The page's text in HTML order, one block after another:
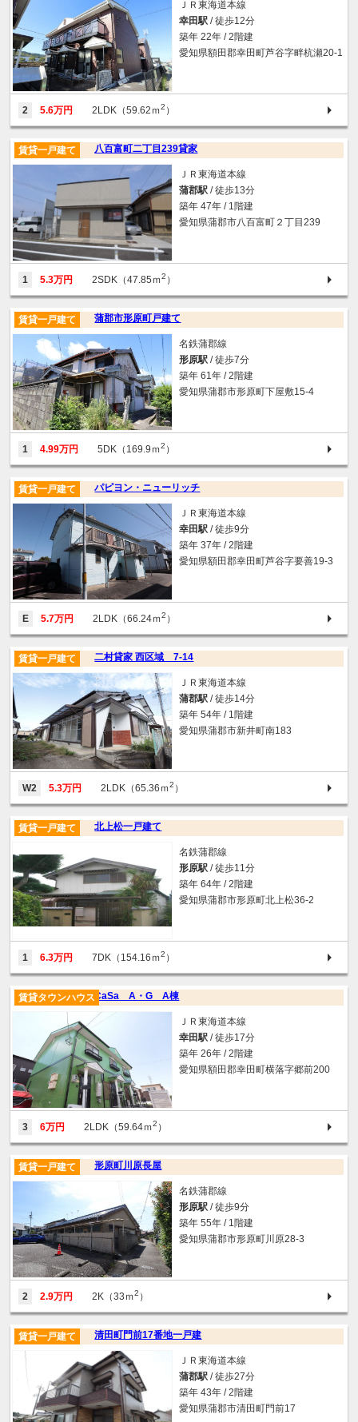
ＪＲ東海道本線
幸田駅 / 徒歩12分
築年 22年 / 2階建
愛知県額田郡幸田町芦谷字畔杭瀬20-1
2 5.6万円 2LDK（59.62ｍ2 ）
八百富町二丁目239貸家
賃貸一戸建て
ＪＲ東海道本線
蒲郡駅 / 徒歩13分
築年 47年 / 1階建
愛知県蒲郡市八百富町２丁目239
1 5.3万円 2SDK（47.85ｍ2 ）
蒲郡市形原町戸建て
賃貸一戸建て
名鉄蒲郡線
形原駅 / 徒歩7分
築年 61年 / 2階建
愛知県蒲郡市形原町下屋敷15-4
1 4.99万円 5DK（169.9ｍ2 ）
パピヨン・ニューリッチ
賃貸一戸建て
ＪＲ東海道本線
幸田駅 / 徒歩9分
築年 37年 / 2階建
愛知県額田郡幸田町芦谷字要善19-3
E 5.7万円 2LDK（66.24ｍ2 ）
二村貸家 西区域 7-14
賃貸一戸建て
ＪＲ東海道本線
蒲郡駅 / 徒歩14分
築年 54年 / 1階建
愛知県蒲郡市新井町南183
W2 5.3万円 2LDK（65.36ｍ2 ）
北上松一戸建て
賃貸一戸建て
名鉄蒲郡線
形原駅 / 徒歩11分
築年 64年 / 2階建
愛知県蒲郡市形原町北上松36-2
1 6.3万円 7DK（154.16ｍ2 ）
CaSa A・G A棟
賃貸タウンハウス
ＪＲ東海道本線
幸田駅 / 徒歩17分
築年 26年 / 2階建
愛知県額田郡幸田町横落字郷前200
3 6万円 2LDK（59.64ｍ2 ）
形原町川原長屋
賃貸一戸建て
名鉄蒲郡線
形原駅 / 徒歩9分
築年 55年 / 1階建
愛知県蒲郡市形原町川原28-3
2 2.9万円 2K（33ｍ2 ）
清田町門前17番地一戸建
賃貸一戸建て
ＪＲ東海道本線
蒲郡駅 / 徒歩27分
築年 43年 / 2階建
愛知県蒲郡市清田町門前17